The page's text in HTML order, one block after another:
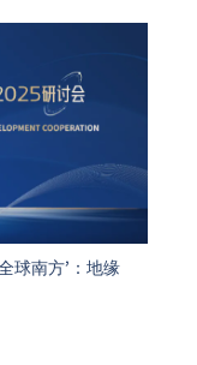
球南方’：地缘